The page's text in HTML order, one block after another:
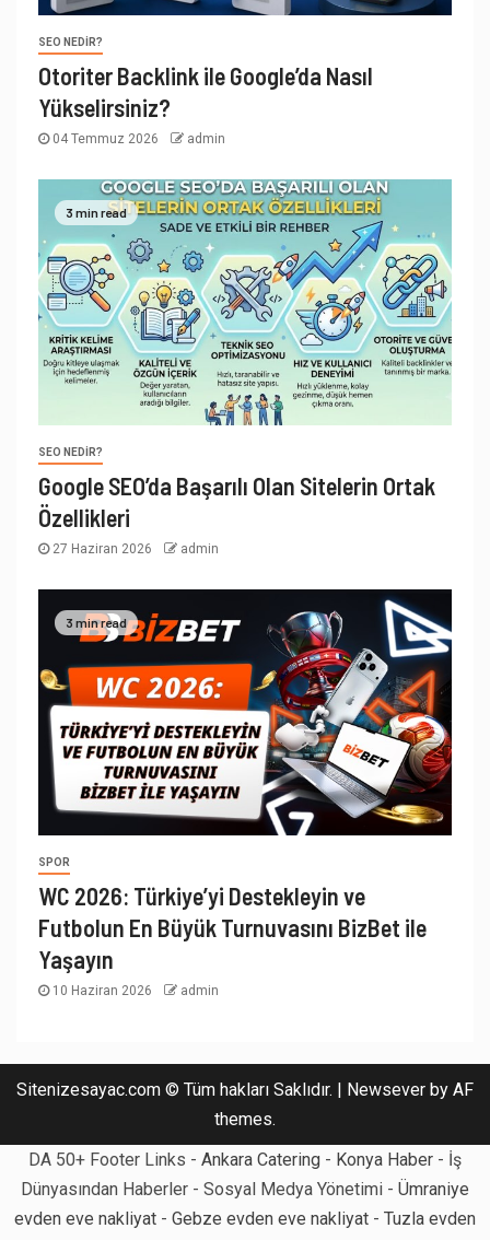
SEO NEDIR?
Otoriter Backlink ile Google’da Nasıl
Yükselirsiniz?
04 Temmuz 2026 admin
3 min read
SEO NEDIR?
Google SEO’da Başarılı Olan Sitelerin Ortak
Özellikleri
27 Haziran 2026 admin
3 min read
SPOR
WC 2026: Türkiye’yi Destekleyin ve
Futbolun En Büyük Turnuvasını BizBet ile
Yaşayın
10 Haziran 2026 admin
Sitenizesayac.com © Tüm hakları Saklıdır. | Newsever by AF
themes.
DA 50+ Footer Links - Ankara Catering - Konya Haber - İş
Dünyasından Haberler - Sosyal Medya Yönetimi - Ümraniye
evden eve nakliyat - Gebze evden eve nakliyat - Tuzla evden